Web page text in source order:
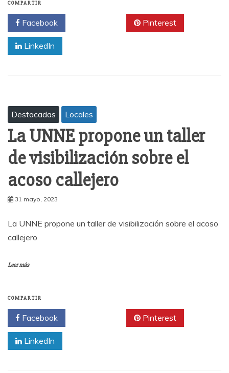
COMPARTIR
Facebook Pinterest
LinkedIn
Destacadas Locales
La UNNE propone un taller
de visibilización sobre el
acoso callejero
31 mayo, 2023
La UNNE propone un taller de visibilización sobre el acoso
callejero
Leer más
COMPARTIR
Facebook Pinterest
LinkedIn